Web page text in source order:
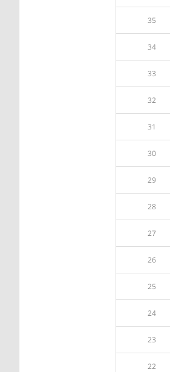
35
34
33
32
31
30
29
28
27
26
25
24
23
22